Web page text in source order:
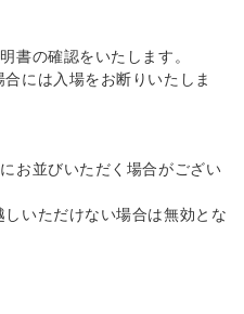
書の確認をいたします。
には入場をお断りいたしま
お並びいただく場合がござい
いただけない場合は無効とな